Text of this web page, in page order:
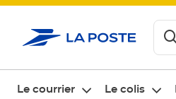
Le courrier Le colis